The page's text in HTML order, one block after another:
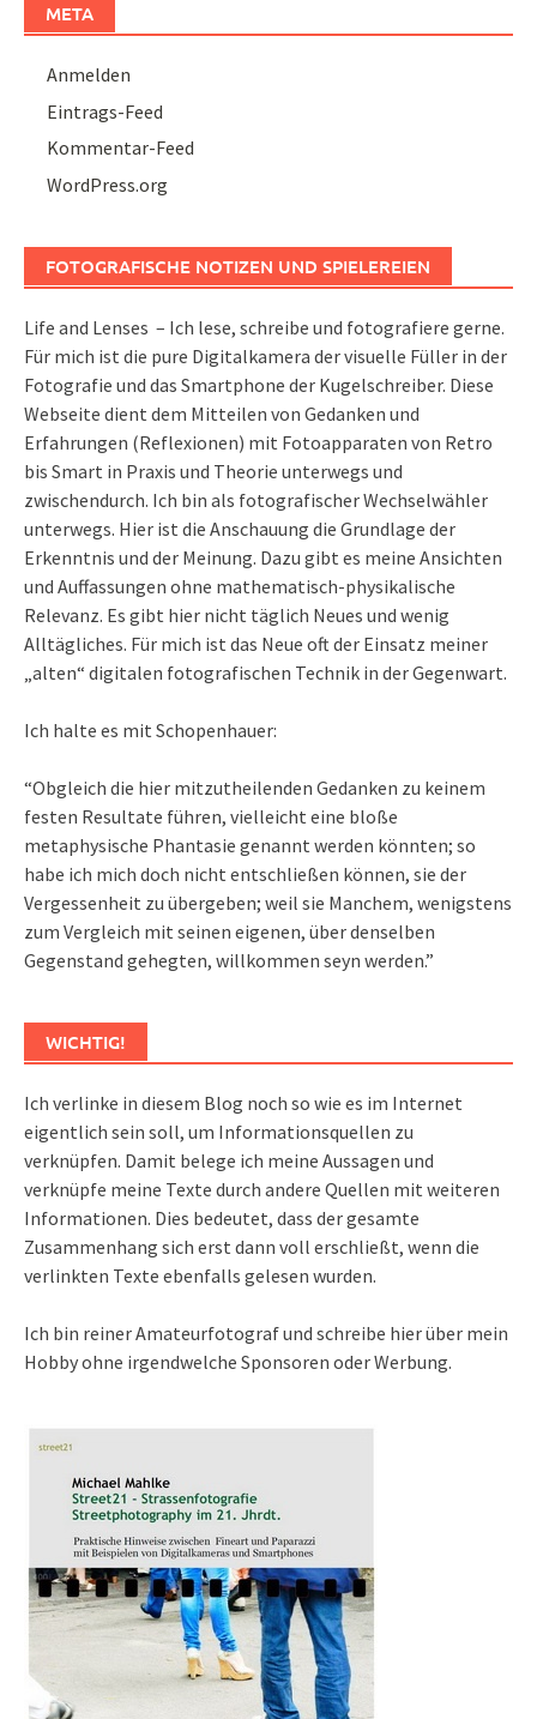
META
Anmelden
Eintrags-Feed
Kommentar-Feed
WordPress.org
FOTOGRAFISCHE NOTIZEN UND SPIELEREIEN
Life and Lenses – Ich lese, schreibe und fotografiere gerne.
Für mich ist die pure Digitalkamera der visuelle Füller in der
Fotografie und das Smartphone der Kugelschreiber. Diese
Webseite dient dem Mitteilen von Gedanken und
Erfahrungen (Reflexionen) mit Fotoapparaten von Retro
bis Smart in Praxis und Theorie unterwegs und
zwischendurch. Ich bin als fotografischer Wechselwähler
unterwegs. Hier ist die Anschauung die Grundlage der
Erkenntnis und der Meinung. Dazu gibt es meine Ansichten
und Auffassungen ohne mathematisch-physikalische
Relevanz. Es gibt hier nicht täglich Neues und wenig
Alltägliches. Für mich ist das Neue oft der Einsatz meiner
„alten“ digitalen fotografischen Technik in der Gegenwart.
Ich halte es mit Schopenhauer:
“Obgleich die hier mitzutheilenden Gedanken zu keinem
festen Resultate führen, vielleicht eine bloße
metaphysische Phantasie genannt werden könnten; so
habe ich mich doch nicht entschließen können, sie der
Vergessenheit zu übergeben; weil sie Manchem, wenigstens
zum Vergleich mit seinen eigenen, über denselben
Gegenstand gehegten, willkommen seyn werden.”
WICHTIG!
Ich verlinke in diesem Blog noch so wie es im Internet
eigentlich sein soll, um Informationsquellen zu
verknüpfen. Damit belege ich meine Aussagen und
verknüpfe meine Texte durch andere Quellen mit weiteren
Informationen. Dies bedeutet, dass der gesamte
Zusammenhang sich erst dann voll erschließt, wenn die
verlinkten Texte ebenfalls gelesen wurden.
Ich bin reiner Amateurfotograf und schreibe hier über mein
Hobby ohne irgendwelche Sponsoren oder Werbung.